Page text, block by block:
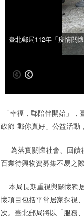
臺北郵局112年「疫情關
臺北郵局112年「疫情關
「幸福，郵陪伴開始」
政節-郵你真好」公益活動
為落實關懷社會、回饋
百業待興物資募集不易之
本局長期重視與關懷獨
懷項目包括平常居家探視
次。臺北郵局將以「服務